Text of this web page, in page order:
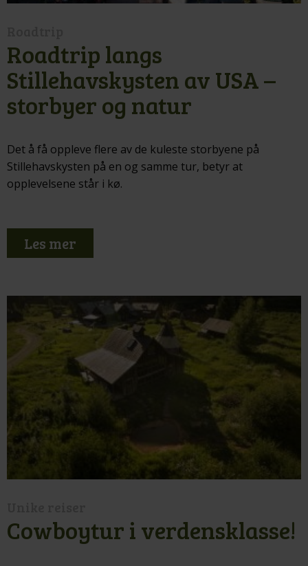
Roadtrip langs
Stillehavskysten av USA –
storbyer og natur
Det å få oppleve flere av de kuleste storbyene på
Stillehavskysten på en og samme tur, betyr at
opplevelsene står i kø.
Les mer
Cowboytur i verdensklasse!